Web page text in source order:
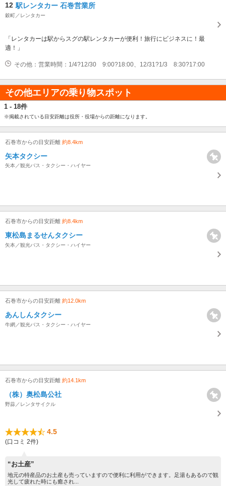
12 駅レンタカー 石巻営業所
穀町／レンタカー
「レンタカーは駅からスグの駅レンタカーが便利！旅行にビジネスに！最
適！」
その他：営業時間：1/4?12/30 9:00?18:00、12/31?1/3 8:30?17:00
その他エリアの乗り物スポット
1 - 18件
※掲載されている目安距離は役所・役場からの距離になります。
石巻市からの目安距離 約8.4km
矢本タクシー
矢本／観光バス・タクシー・ハイヤー
石巻市からの目安距離 約8.4km
東松島まるせんタクシー
矢本／観光バス・タクシー・ハイヤー
石巻市からの目安距離 約12.0km
あんしんタクシー
牛網／観光バス・タクシー・ハイヤー
石巻市からの目安距離 約14.1km
（株）奥松島公社
野蒜／レンタサイクル
4.5
(口コミ 2件)
“お土産”
地元の特産品のお土産も売っていますので便利に利用ができます。足湯もあるので観
光して疲れた時にも癒され...